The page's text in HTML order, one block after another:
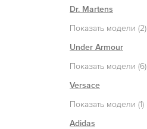
Dr. Martens
Показать модели (2)
Under Armour
Показать модели (6)
Versace
Показать модели (1)
Adidas